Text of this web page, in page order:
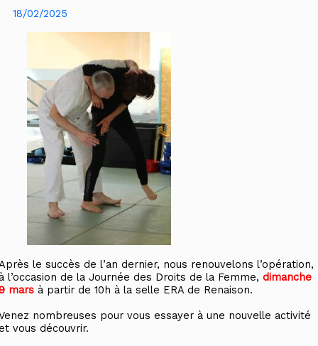
18/02/2025
le succès de l’an dernier, nous renouvelons l’opération,
l’occasion de la Journée des Droits de la Femme, dimanche
mars à partir de 10h à la selle ERA de Renaison.
nombreuses pour vous essayer à une nouvelle activité
vous découvrir.